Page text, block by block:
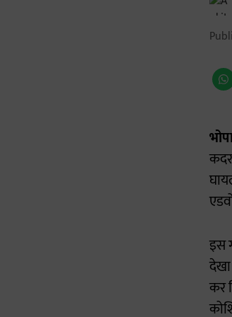
इस
कर